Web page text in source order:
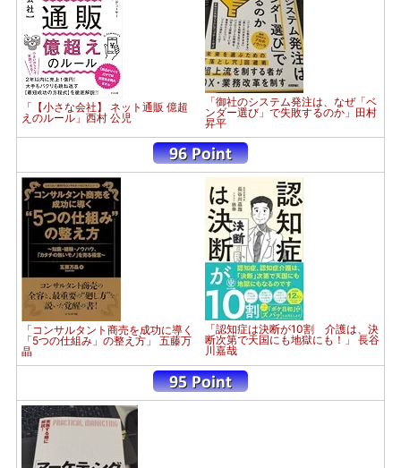
「【小さな会社】 ネット通販 億超
えのルール」西村 公児
「御社のシステム発注は、なぜ「ベ
ンダー選び」で失敗するのか」田村
昇平
「コンサルタント商売を成功に導く
「5つの仕組み」の整え方」 五藤万
晶
「認知症は決断が10割 介護は、決
断次第で天国にも地獄にも！」 長谷
川嘉哉